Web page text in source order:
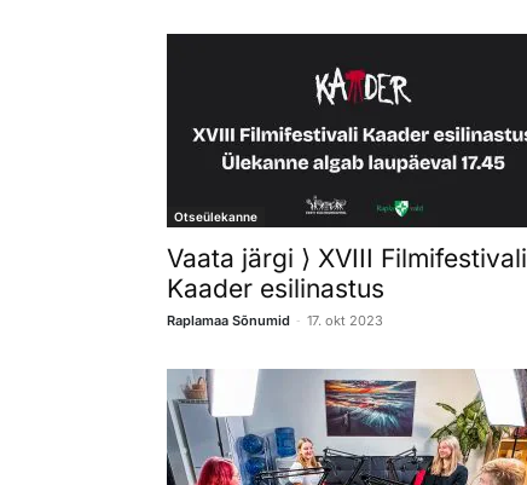
Otseülekanne
Vaata järgi ⟩ XVIII Filmifestivali
Kaader esilinastus
Raplamaa Sõnumid - 17. okt 2023